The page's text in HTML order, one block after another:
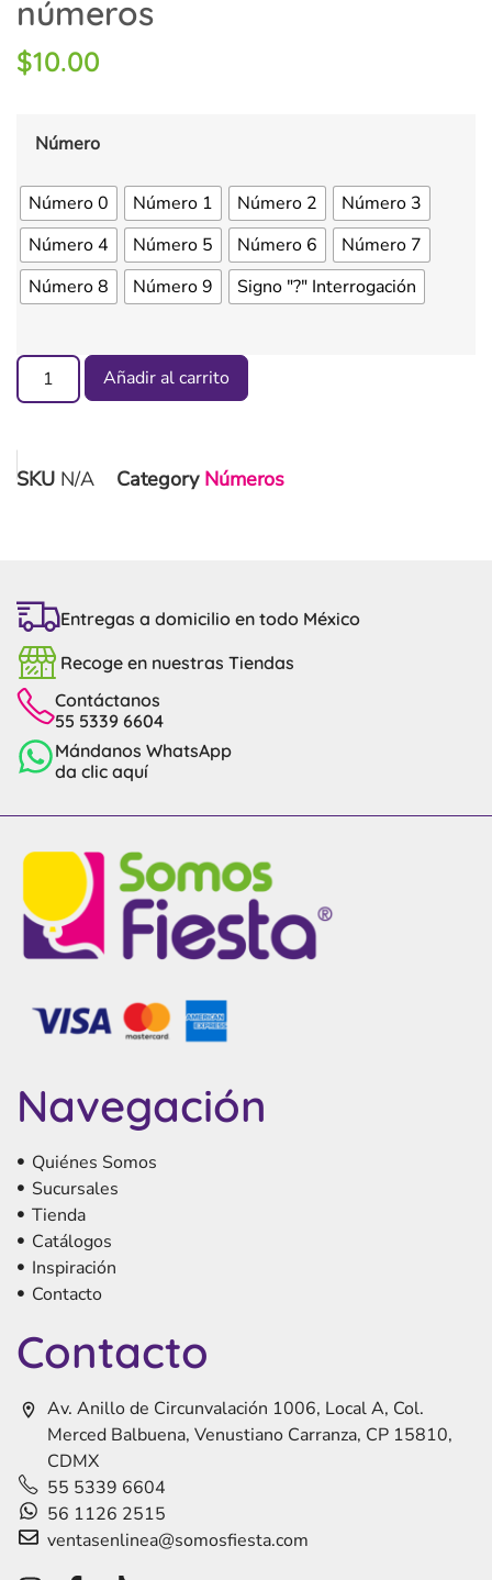
números
$10.00
Número
Número 0 Número 1 Número 2
Número 3
Número 4
Número 5 Número 6
Número 7
Número 8
Número 9 Signo "?" Interrogación
Añadir al carrito
SKU N/A Category Números
Entregas a domicilio en todo México
Recoge en nuestras Tiendas
Contáctanos
55 5339 6604
Mándanos WhatsApp
da clic aquí
Navegación
Quiénes Somos
Sucursales
Tienda
Catálogos
Inspiración
Contacto
Contacto
Av. Anillo de Circunvalación 1006, Local A, Col.
Merced Balbuena, Venustiano Carranza, CP 15810,
CDMX
55 5339 6604
56 1126 2515
ventasenlinea@somosfiesta.com